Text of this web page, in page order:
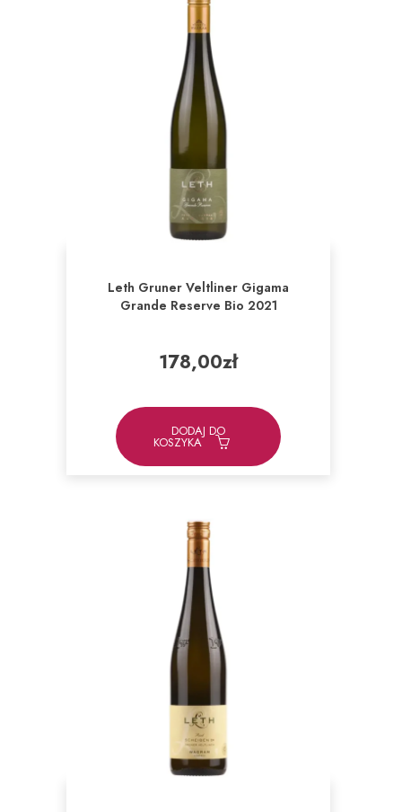
Leth Gruner Veltliner Gigama
Grande Reserve Bio 2021
178,00zł
DODAJ DO
KOSZYKA